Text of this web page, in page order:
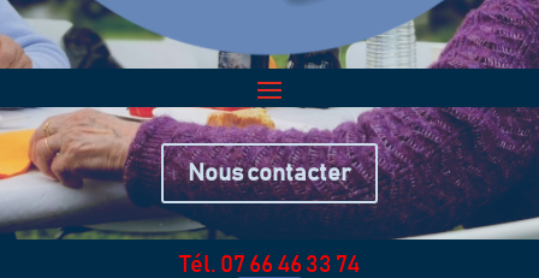
Nous contacter
Tél. 07 66 46 33 74